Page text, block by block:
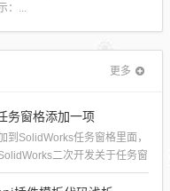
...
更多
务窗格添加一项
到SolidWorks任务窗格里面，
二次开发关于任务窗